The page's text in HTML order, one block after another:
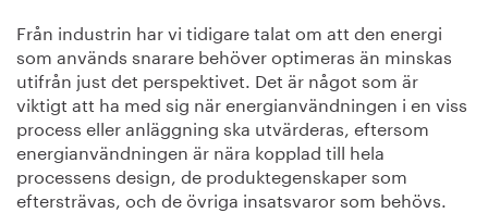
Från industrin har vi tidigare talat om att den energi
som används snarare behöver optimeras än minskas
utifrån just det perspektivet. Det är något som är
viktigt att ha med sig när energianvändningen i en viss
process eller anläggning ska utvärderas, eftersom
energianvändningen är nära kopplad till hela
processens design, de produktegenskaper som
eftersträvas, och de övriga insatsvaror som behövs.